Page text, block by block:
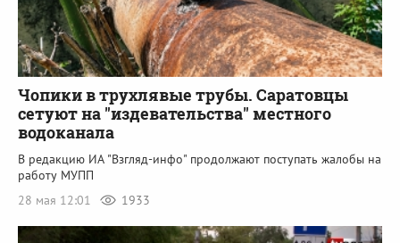
Чопики в трухлявые трубы. Саратовцы
сетуют на "издевательства" местного
водоканала
В редакцию ИА "Взгляд-инфо" продолжают поступать жалобы на
работу МУПП
28 мая 12:01
1933